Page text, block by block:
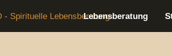
Lebensberatung